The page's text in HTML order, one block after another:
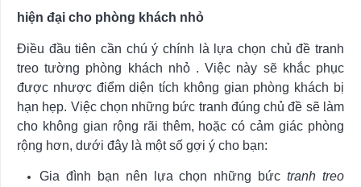
hiện đại cho phòng khách nhỏ
Điều đầu tiên cần chú ý chính là lựa chọn chủ đề tranh
treo tường phòng khách nhỏ . Việc này sẽ khắc phục
được nhược điểm diện tích không gian phòng khách bị
hạn hẹp. Việc chọn những bức tranh đúng chủ đề sẽ làm
cho không gian rộng rãi thêm, hoặc có cảm giác phòng
rộng hơn, dưới đây là một số gợi ý cho bạn:
Gia đình bạn nên lựa chọn những bứctranh treo